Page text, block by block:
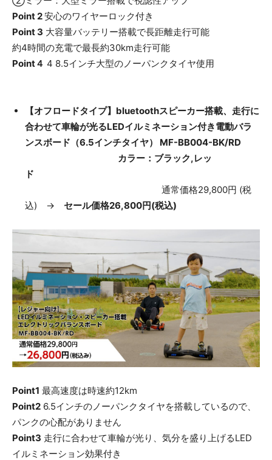
Point 2安心のワイヤーロック付き
​Point 3 大容量バッテリー搭載で長距離走行可能
約4時間の充電で最長約30km走行可能
Point４ 4 8.5インチ大型のノーパンクタイヤ使用
【オフロードタイプ】bluetoothスピーカー搭載、走行に
合わせて車輪が光るLEDイルミネーション付き電動バラ
ンスボード（6.5インチタイヤ） MF-BB004-BK/RD
カラー：ブラック,レッ
ド
通常価格29,800円 (税
込) → セール価格26,800円(税込)
Point1 最高速度は時速約12km
Point2 6.5インチのノーパンクタイヤを搭載しているので、
パンクの心配がありません
Point3 走行に合わせて車輪が光り、気分を盛り上げるLED
イルミネーション効果付き